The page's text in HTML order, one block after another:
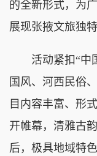
的全新形式，为
展现张掖文旅独特
活动紧扣“中
国风、河西民俗
目内容丰富、形
开帷幕，清雅古
后，极具地域特